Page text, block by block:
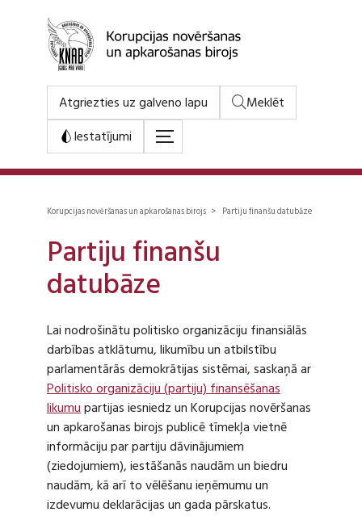
Atgriezties uz galveno lapu
Meklēt
Iestatījumi
Korupcijas novēršanas un apkarošanas birojs > Partiju finanšu datubāze
Partiju finanšu
datubāze
Lai nodrošinātu politisko organizāciju finansiālās
darbības atklātumu, likumību un atbilstību
parlamentārās demokrātijas sistēmai, saskaņā ar
Politisko organizāciju (partiju) finansēšanas
likumupartijas iesniedz un Korupcijas novēršanas
un apkarošanas birojs publicē tīmekļa vietnē
informāciju par partiju dāvinājumiem
(ziedojumiem), iestāšanās naudām un biedru
naudām, kā arī to vēlēšanu ieņēmumu un
izdevumu deklarācijas un gada pārskatus.